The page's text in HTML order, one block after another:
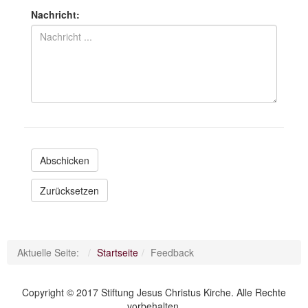
Links
Impressum
Nachricht:
Abschicken
Zurücksetzen
Aktuelle Seite: Startseite Feedback
Copyright © 2017 Stiftung Jesus Christus Kirche. Alle Rechte